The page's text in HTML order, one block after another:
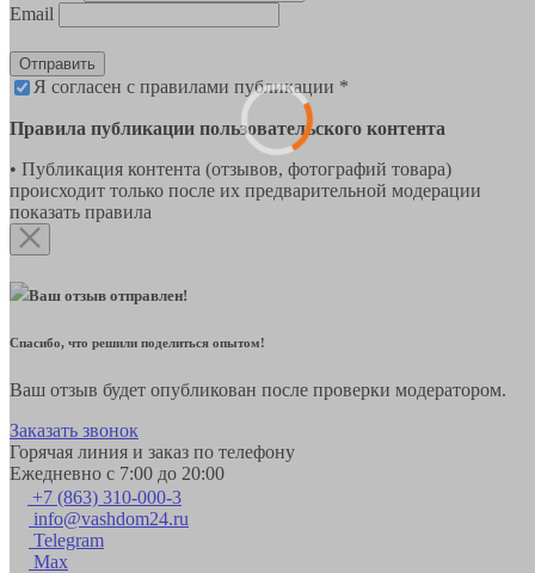
Email
Отправить
Я согласен с правилами публикации *
Правила публикации пользовательского контента
• Публикация контента (отзывов, фотографий товара)
происходит только после их предварительной модерации
показать правила
Ваш отзыв отправлен!
Спасибо, что решили поделиться опытом!
Ваш отзыв будет опубликован после проверки модератором.
Заказать звонок
Горячая линия и заказ по телефону
Ежедневно с 7:00 до 20:00
+7 (863) 310-000-3
info@vashdom24.ru
Telegram
Max